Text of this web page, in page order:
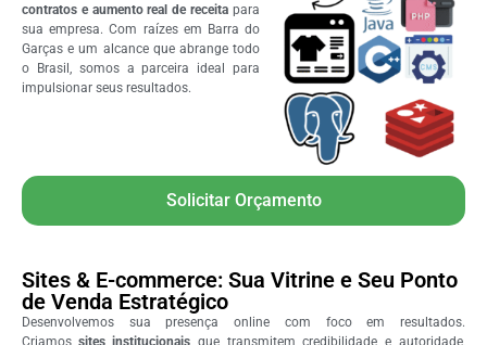
contratos e aumento real de receita para
sua empresa. Com raízes em Barra do
Garças e um alcance que abrange todo
o Brasil, somos a parceira ideal para
impulsionar seus resultados.
Solicitar Orçamento
Sites & E-commerce: Sua Vitrine e Seu Ponto
de Venda Estratégico
Desenvolvemos sua presença online com foco em resultados.
Criamos sites institucionais que transmitem credibilidade e autoridade,